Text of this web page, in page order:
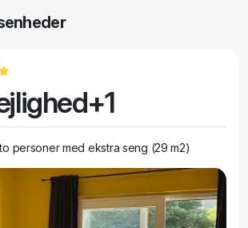
personer med ekstra seng (29 m2)